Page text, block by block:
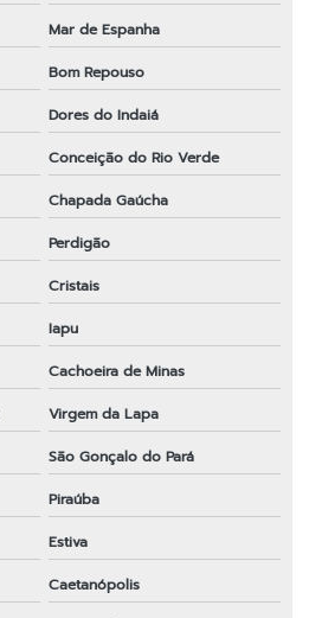
Mar de Espanha
Bom Repouso
Dores do Indaiá
Conceição do Rio Verde
Chapada Gaúcha
Perdigão
Cristais
Iapu
Cachoeira de Minas
Virgem da Lapa
São Gonçalo do Pará
Piraúba
Estiva
Caetanópolis